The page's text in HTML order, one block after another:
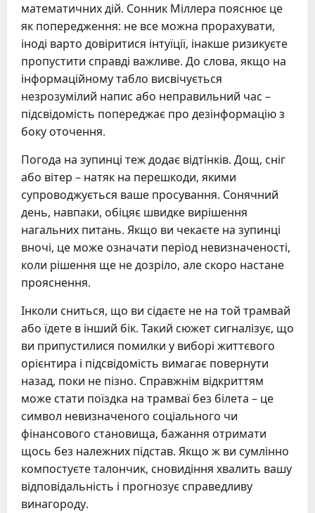
математичних дій. Сонник Міллера пояснює це
як попередження: не все можна прорахувати,
іноді варто довіритися інтуїції, інакше ризикуєте
пропустити справді важливе. До слова, якщо на
інформаційному табло висвічується
незрозумілий напис або неправильний час –
підсвідомість попереджає про дезінформацію з
боку оточення.
Погода на зупинці теж додає відтінків. Дощ, сніг
або вітер – натяк на перешкоди, якими
супроводжується ваше просування. Сонячний
день, навпаки, обіцяє швидке вирішення
нагальних питань. Якщо ви чекаєте на зупинці
вночі, це може означати період невизначеності,
коли рішення ще не дозріло, але скоро настане
прояснення.
Інколи сниться, що ви сідаєте не на той трамвай
або їдете в інший бік. Такий сюжет сигналізує, що
ви припустилися помилки у виборі життєвого
орієнтира і підсвідомість вимагає повернути
назад, поки не пізно. Справжнім відкриттям
може стати поїздка на трамваї без білета – це
символ невизначеного соціального чи
фінансового становища, бажання отримати
щось без належних підстав. Якщо ж ви сумлінно
компостуєте талончик, сновидіння хвалить вашу
відповідальність і прогнозує справедливу
винагороду.